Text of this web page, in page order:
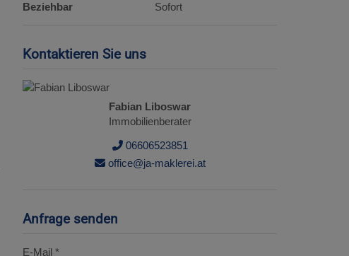
Beziehbar
Sofort
Kontaktieren Sie uns
Fabian Liboswar
Immobilienberater
06606523851
office@ja-maklerei.at
Anfrage senden
E-Mail